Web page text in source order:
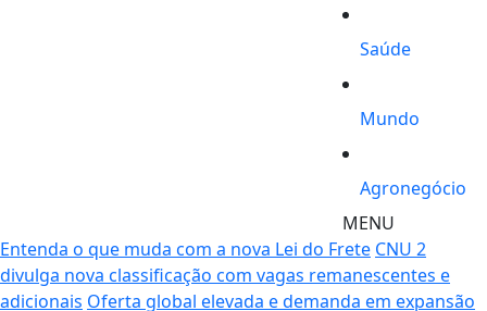
Saúde
Mundo
Agronegócio
MENU
Entenda o que muda com a nova Lei do Frete CNU 2
divulga nova classificação com vagas remanescentes e
adicionais Oferta global elevada e demanda em expansão